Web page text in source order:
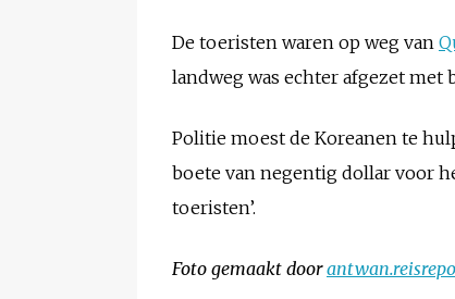
De toeristen waren op weg van
landweg was echter afgezet met
Politie moest de Koreanen te
boete van negentig dollar voor
toeristen’.
Foto gemaakt door